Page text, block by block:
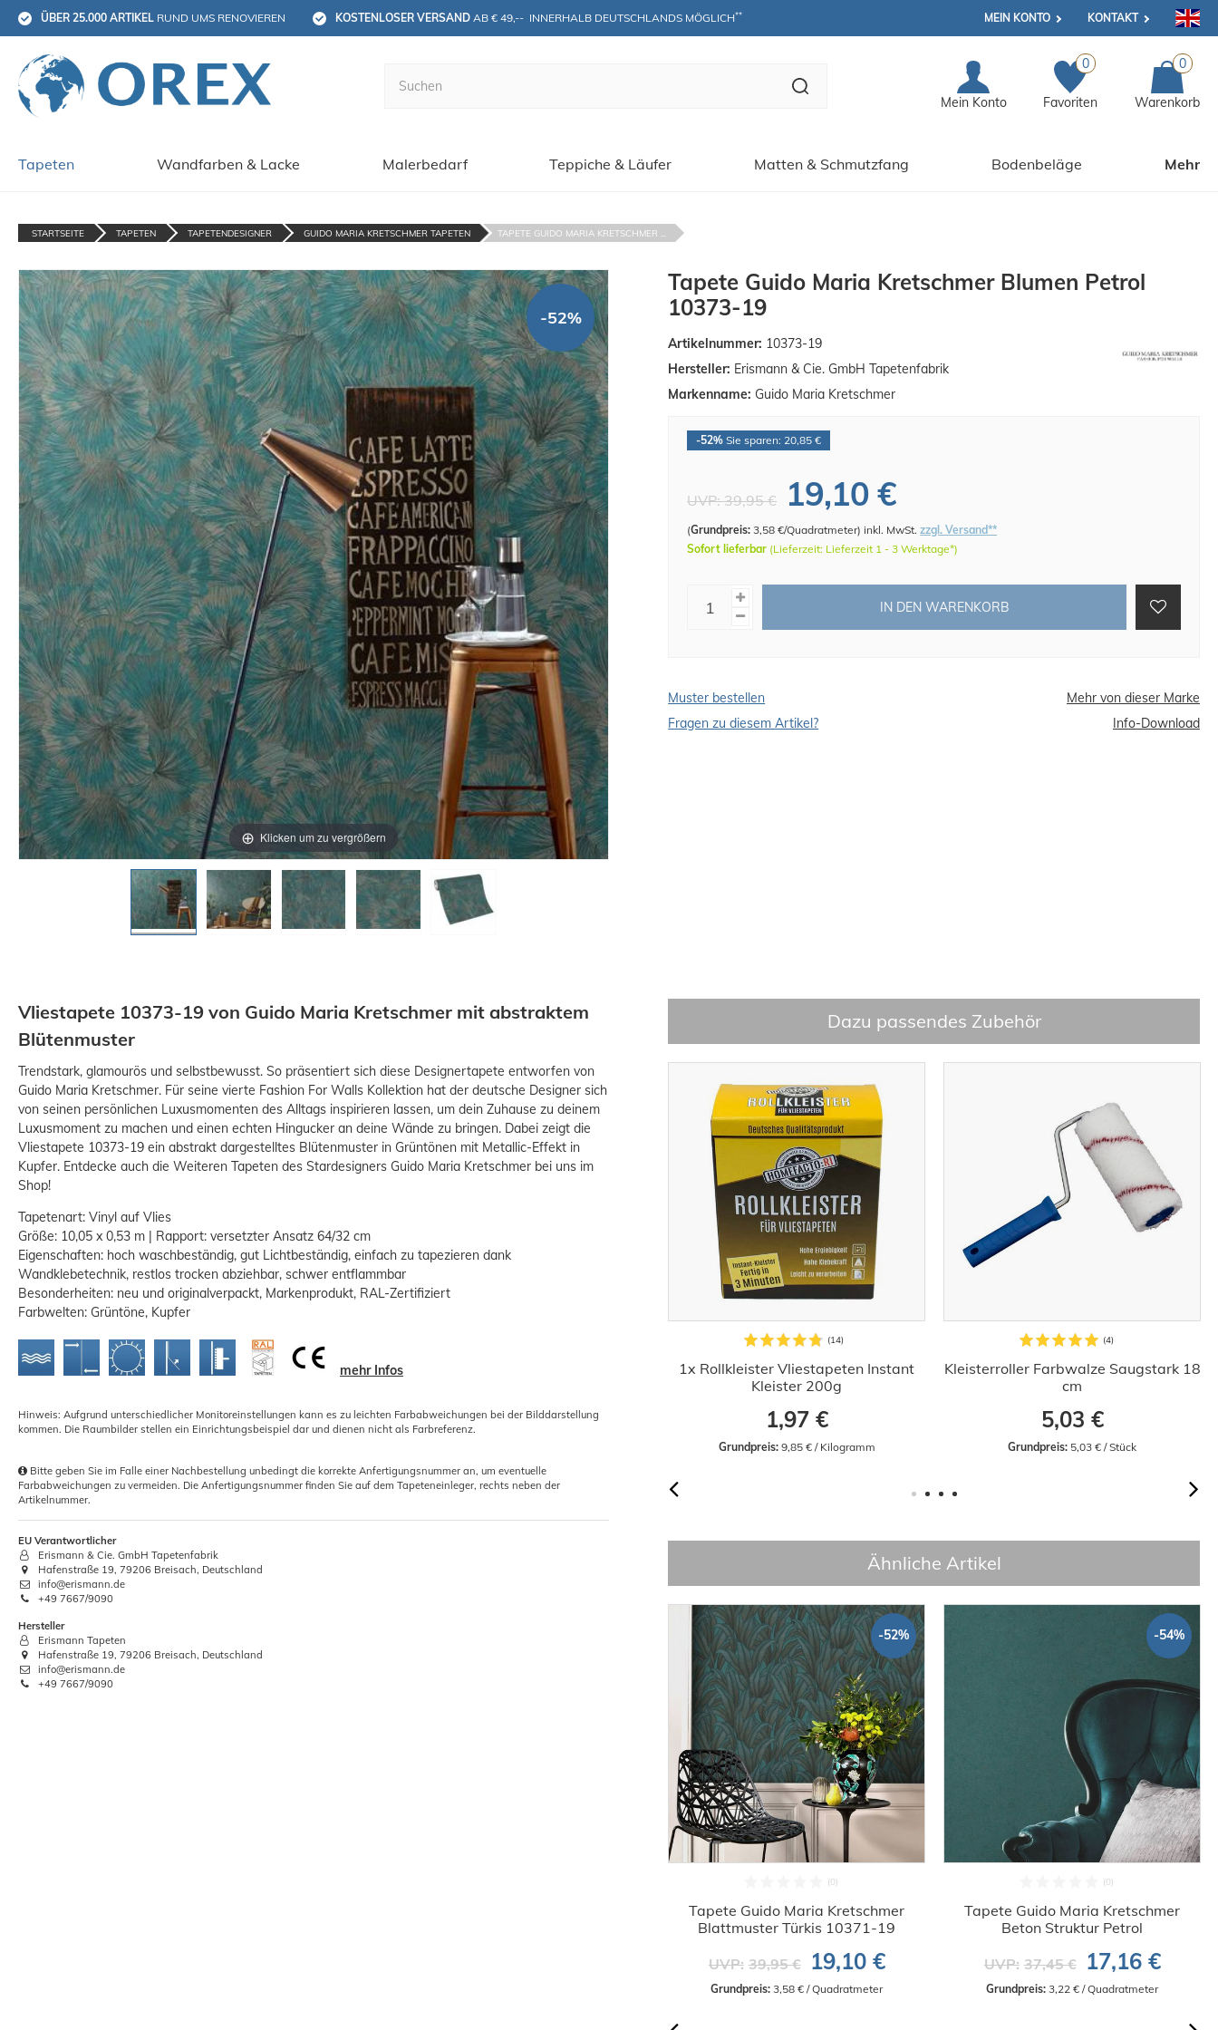
ÜBER 25.000 ARTIKEL RUND UMS RENOVIEREN KOSTENLOSER VERSAND AB € 49,--  INNERHALB DEUTSCHLANDS MÖGLICH** MEIN KONTO KONTAKT
Mein Konto
0
Favoriten
0
Warenkorb
Tapeten Wandfarben & Lacke Malerbedarf Teppiche & Läufer Matten & Schmutzfang Bodenbeläge Mehr
STARTSEITE TAPETEN TAPETENDESIGNER GUIDO MARIA KRETSCHMER TAPETEN TAPETE GUIDO MARIA KRETSCHMER ...
Klicken um zu vergrößern
-52%
Tapete Guido Maria Kretschmer Blumen Petrol
10373-19
Artikelnummer: 10373-19
Hersteller: Erismann & Cie. GmbH Tapetenfabrik
Markenname: Guido Maria Kretschmer
-52% Sie sparen: 20,85 €
UVP:39,95 € 19,10 €
(Grundpreis: 3,58 €/Quadratmeter)inkl. MwSt.zzgl. Versand**
Sofort lieferbar (Lieferzeit: Lieferzeit 1 - 3 Werktage*)
IN DEN WARENKORB
Muster bestellen
Mehr von dieser Marke
Fragen zu diesem Artikel?
Info-Download
Vliestapete 10373-19 von Guido Maria Kretschmer mit abstraktem
Blütenmuster
Trendstark, glamourös und selbstbewusst. So präsentiert sich diese Designertapete entworfen von
Guido Maria Kretschmer. Für seine vierte Fashion For Walls Kollektion hat der deutsche Designer sich
von seinen persönlichen Luxusmomenten des Alltags inspirieren lassen, um dein Zuhause zu deinem
Luxusmoment zu machen und einen echten Hingucker an deine Wände zu bringen. Dabei zeigt die
Vliestapete 10373-19 ein abstrakt dargestelltes Blütenmuster in Grüntönen mit Metallic-Effekt in
Kupfer. Entdecke auch die Weiteren Tapeten des Stardesigners Guido Maria Kretschmer bei uns im
Shop!
Tapetenart: Vinyl auf Vlies
Größe: 10,05 x 0,53 m | Rapport: versetzter Ansatz 64/32 cm
Eigenschaften: hoch waschbeständig, gut Lichtbeständig, einfach zu tapezieren dank
Wandklebetechnik, restlos trocken abziehbar, schwer entflammbar
Besonderheiten: neu und originalverpackt, Markenprodukt, RAL-Zertifiziert
Farbwelten: Grüntöne, Kupfer
mehr Infos
Hinweis: Aufgrund unterschiedlicher Monitoreinstellungen kann es zu leichten Farbabweichungen bei der Bilddarstellung
kommen. Die Raumbilder stellen ein Einrichtungsbeispiel dar und dienen nicht als Farbreferenz.
Bitte geben Sie im Falle einer Nachbestellung unbedingt die korrekte Anfertigungsnummer an, um eventuelle
Farbabweichungen zu vermeiden. Die Anfertigungsnummer finden Sie auf dem Tapeteneinleger, rechts neben der
Artikelnummer.
EU Verantwortlicher
Erismann & Cie. GmbH Tapetenfabrik
Hafenstraße 19, 79206 Breisach, Deutschland
info@erismann.de
+49 7667/9090
Hersteller
Erismann Tapeten
Hafenstraße 19, 79206 Breisach, Deutschland
info@erismann.de
+49 7667/9090
Dazu passendes Zubehör
XL Tapezierset 0,5kg Vlieskleister+5
18,70 € 44,52 €
1x Rollkleister Vliestapeten Instant
Kleister 200g
1,97 €
Grundpreis: 9,85 € / Kilogramm
Kleisterroller Farbwalze Saugstark 18
cm
5,03 €
Grundpreis: 5,03 € / Stück
Ähnliche Artikel
-52%
Tapete Guido Maria Kretschmer
Blattmuster Türkis 10371-19
UVP: 39,95 € 19,10 €
Grundpreis: 3,58 € / Quadratmeter
-54%
Tapete Guido Maria Kretschmer
Beton Struktur Petrol
UVP: 37,45 € 17,16 €
Grundpreis: 3,22 € / Quadratmeter